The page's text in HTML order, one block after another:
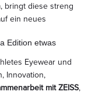
, bringt diese streng
ein neues
Edition etwas
Eyewear und
Innovation,
mit ZEISS,